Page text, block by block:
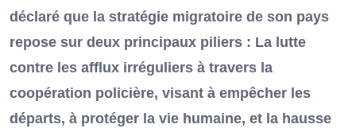
déclaré que la stratégie migratoire de son pays
repose sur deux principaux piliers : La lutte
contre les afflux irréguliers à travers la
coopération policière, visant à empêcher les
départs, à protéger la vie humaine, et la hausse